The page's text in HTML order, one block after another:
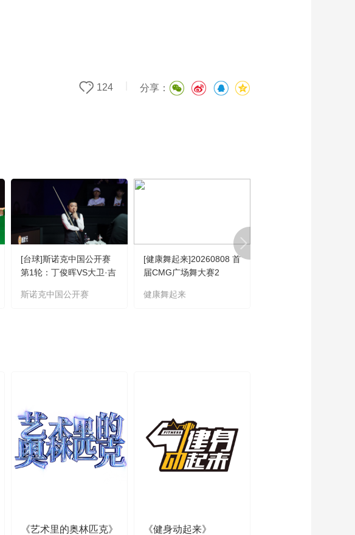
分享：
124
[台球]斯诺克中国公开赛
第1轮：丁俊晖VS大卫·吉
斯诺克中国公开赛
[健康舞起来]20260808 首
届CMG广场舞大赛2
健康舞起来
《艺术里的奥林匹克》 《健身动起来》